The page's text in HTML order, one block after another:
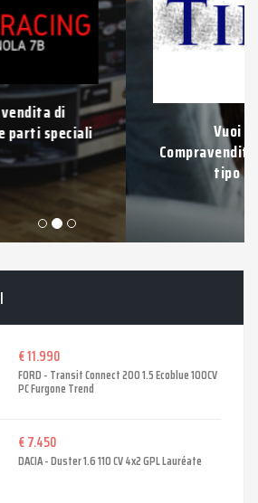
la tua auto usata?
auto e veicoli usati di qualsiasi
immediato.
SCOPRI DI PIÙ
€ 11.990
FORD - Transit Connect 200 1.5 Ecoblue 100CV
PC Furgone Trend
€ 7.450
DACIA - Duster 1.6 110 CV 4x2 GPL Lauréate